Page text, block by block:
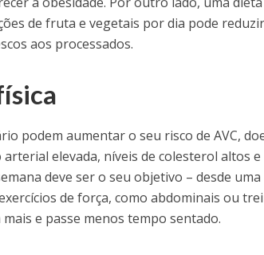
de fruta e vegetais por dia pode
aos processados.
podem aumentar o seu risco de AVC,
elevada, níveis de colesterol altos e
deve ser o seu objetivo – desde uma
de força, como abdominais ou
e passe menos tempo sentado.